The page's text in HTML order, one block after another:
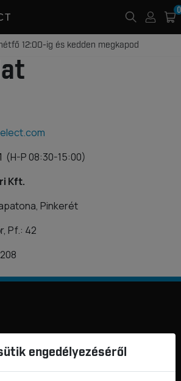
12:00-ig és kedden megkapod
(H-P 08:30-15:00)
Kft.
Pinkerét
Pf.: 42
0
engedélyezéséről